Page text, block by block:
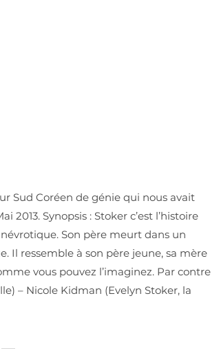
Sud Coréen de génie qui nous avait
2013. Synopsis : Stoker c’est l’histoire
Son père meurt dans un
Il ressemble à son père jeune, sa mère
vous pouvez l’imaginez. Par contre
– Nicole Kidman (Evelyn Stoker, la